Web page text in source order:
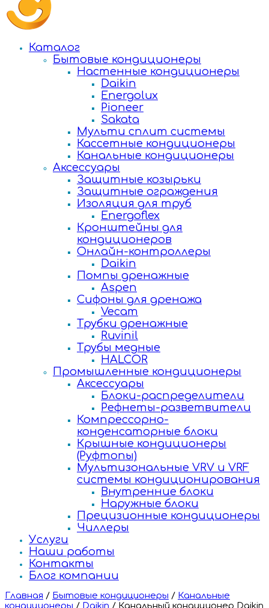
Каталог
Бытовые кондиционеры
Настенные кондиционеры
Daikin
Energolux
Pioneer
Sakata
Мульти сплит системы
Кассетные кондиционеры
Канальные кондиционеры
Аксессуары
Защитные козырьки
Защитные ограждения
Изоляция для труб
Energoflex
Кронштейны для
кондиционеров
Онлайн-контроллеры
Daikin
Помпы дренажные
Aspen
Сифоны для дренажа
Vecam
Трубки дренажные
Ruvinil
Трубы медные
HALCOR
Промышленные кондиционеры
Аксессуары
Блоки-распределители
Рефнеты-разветвители
Компрессорно-
конденсаторные блоки
Крышные кондиционеры
(Руфтопы)
Мультизональные VRV и VRF
системы кондиционирования
Внутренние блоки
Наружные блоки
Прецизионные кондиционеры
Чиллеры
Услуги
Наши работы
Контакты
Блог компании
Главная / Бытовые кондиционеры / Канальные
кондиционеры / Daikin / Канальный кондиционер Daikin